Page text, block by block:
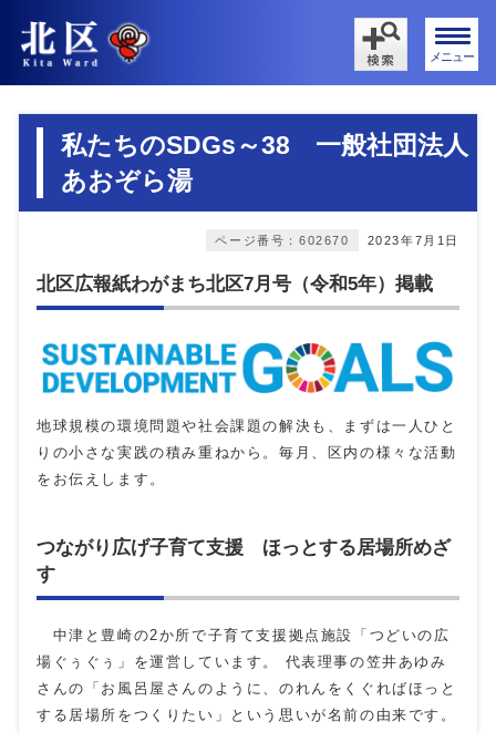
メニュー
私たちのSDGs～38 一般社団法人
あおぞら湯
2023年7月1日
ページ番号：602670
北区広報紙わがまち北区7月号（令和5年）掲載
地球規模の環境問題や社会課題の解決も、まずは一人ひと
りの小さな実践の積み重ねから。毎月、区内の様々な活動
をお伝えします。
つながり広げ子育て支援 ほっとする居場所めざ
す
中津と豊崎の2か所で子育て支援拠点施設「つどいの広
場ぐぅぐぅ」を運営しています。 代表理事の笠井あゆみ
さんの「お風呂屋さんのように、のれんをくぐればほっと
する居場所をつくりたい」という思いが名前の由来です。